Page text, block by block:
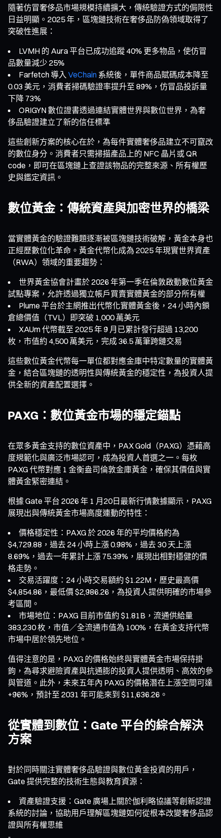
隨著仿冒奢侈品市場規模持續擴大，傳統驗證方式的侷限性
日益明顯。2025 年，區塊鏈技術在奢侈品防偽領域取得了
突破性進展：
LVMH 的 Aura 平台已成功追蹤 40% 更多物品，使仿冒
品數量減少 25%
Farfetch 導入 VeChain 系統後，單件商品賦碼成本降至
0.03 美元，消費者掃碼驗證率提升至 89%，仿冒品投訴量
下降 73%
ORIGYN 數位證書透過連結實體世界與數位世界，為奢
侈品驗證建立了新的信任標準
這些創新方案的核心在於，為每件實體奢侈品建立不可竄改
的數位身分。消費者只需掃描產品上的 NFC 晶片或 QR
code，即可在區塊鏈上查證該物品的完整來源、所有權歷
史與鑑定資訊。
數位黃金：傳統資產與加密世界的橋梁
當實體黃金的驗證難題逐漸被區塊鏈技術破解，黃金本身也
正經歷數位化革命。黃金代幣化成為 2025 年現實世界資產
（RWA）領域的重要趨勢：
世界黃金協會計畫於 2026 年第一季在倫敦啟動數位黃金
試點專案，允許透過獨立帳戶買賣實體黃金的部分所有權
Plume 平台於主網推出代幣化實體黃金後，24 小時內鎖
倉總價值（TVL）即突破 1,000 萬美元
XAUm 代幣截至 2025 年 9 月已累計發行超過 13,200
枚，市值約 4,500 萬美元，完成 36.5 萬筆跨鏈交易
這些數位黃金代幣每一單位都對應金庫中特定數量的實體黃
金，結合區塊鏈的透明性與傳統黃金的穩定性，為投資人提
供全新的資產配置選擇。
PAXG：數位黃金市場的穩定錨點
在眾多黃金支持的數位資產中，PAX Gold（PAXG）憑藉高
度規範化與廣泛市場認可，成為投資人首選之一。每枚
PAXG 代幣對應 1 金衡盎司倫敦金庫黃金，確保其價值與實
體黃金緊密連結。
根據 Gate 平台 2026 年 1 月20日最新行情數據顯示，PAXG
展現出與傳統黃金市場高度連動的特性：
價格穩定性：PAXG 於 2026 年的平均價格約為
$4,729.88，過去 24 小時上漲 0.98%，過去 30 天上漲
8.69%，過去一年累計上漲 75.39%，展現出相對穩健的價
格走勢。
交易活躍度：24 小時交易額約 $1.22M，歷史最高價
$4,854.86，最低價 $2,986.26，為投資人提供明確的市場參
考區間。
市場地位：PAXG 目前市值約 $1.81B，流通供給量
383,230 枚，市值／全流通市值為 100%，在黃金支持代幣
市場中居於領先地位。
值得注意的是，PAXG 的價格始終與實體黃金市場保持掛
鉤，為尋求避險資產與抗通膨的投資人提供透明、高效的參
與管道。此外，未來五年內 PAXG 的價格潛在上漲空間可達
+96%，預計至 2031 年可能來到 $11,636.26。
從實體到數位：Gate 平台的綜合解決
方案
對於同時關注實體奢侈品驗證與數位黃金投資的用戶，
Gate 提供完整的技術生態與教育資源：
資產驗證支援：Gate 廣場上關於伽利略協議等創新認證
系統的討論，協助用戶理解區塊鏈如何從根本改變奢侈品認
證與所有權思維